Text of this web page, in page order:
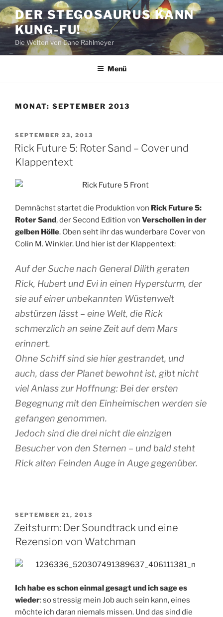
Zum
Inhalt
springen
DER STEGOSAURUS KANN
KUNG-FU!
Die Welten von Dane Rahlmeyer
Menü
MONAT: SEPTEMBER 2013
VERÖFFENTLICHT
AM
SEPTEMBER 23, 2013
Rick Future 5: Roter Sand – Cover und
Klappentext
Demnächst startet die Produktion von Rick Future 5:
Roter Sand, der Second Edition von Verschollen in der
gelben Hölle. Oben seht ihr das wunderbare Cover von
Colin M. Winkler. Und hier ist der Klappentext:
Auf der Suche nach General Dilith geraten
Rick, Hubert und Evi in einen Hypersturm, der
sie auf einer unbekannten Wüstenwelt
abstürzen lässt – eine Welt, die Rick
schmerzlich an seine Zeit auf dem Mars
erinnert.
Ohne Schiff sind sie hier gestrandet, und
auch, dass der Planet bewohnt ist, gibt nicht
viel Anlass zur Hoffnung: Bei der ersten
Begegnung mit den Einheimischen werden sie
gefangen genommen.
Jedoch sind die drei nicht die einzigen
Besucher von den Sternen – und bald steht
Rick alten Feinden Auge in Auge gegenüber.
VERÖFFENTLICHT
AM
SEPTEMBER 21, 2013
Zeitsturm: Der Soundtrack und eine
Rezension von Watchman
Ich habe es schon einmal gesagt und ich sage es
wieder: so stressig mein Job auch sein kann, eines
möchte ich daran niemals missen. Und das sind die